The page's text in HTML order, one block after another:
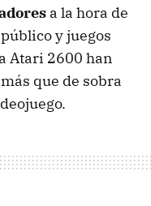
a la hora de
y juegos
Atari 2600 han
que de sobra